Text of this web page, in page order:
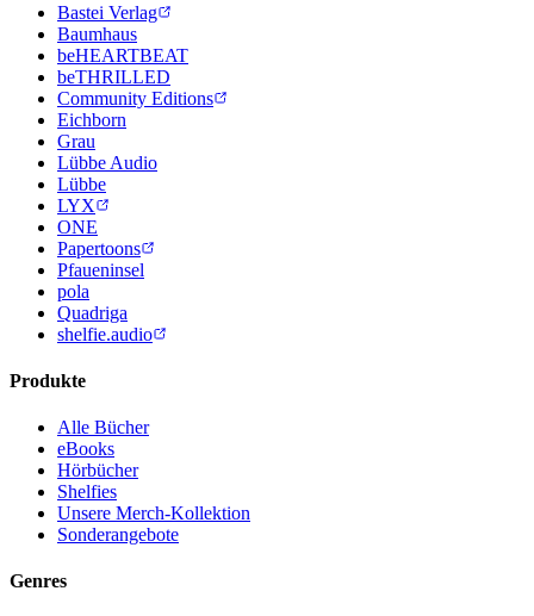
Bastei Verlag
Baumhaus
beHEARTBEAT
beTHRILLED
Community Editions
Eichborn
Grau
Lübbe Audio
Lübbe
LYX
ONE
Papertoons
Pfaueninsel
pola
Quadriga
shelfie.audio
Produkte
Alle Bücher
eBooks
Hörbücher
Shelfies
Unsere Merch-Kollektion
Sonderangebote
Genres